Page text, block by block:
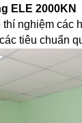
ELE 2000KN
nghiệm các
tiêu chuẩn